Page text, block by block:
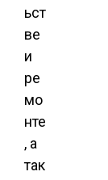
ьст
ве
и
ре
мо
нте
, а
так